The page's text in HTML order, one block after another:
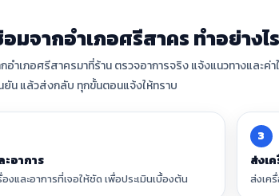
มจากอำเภอศรีสาคร ทำอย่างไร
อำเภอศรีสาครมาที่ร้าน ตรวจอาการจริง แจ้งแนวทางและค่
ยัน แล้วส่งกลับ ทุกขั้นตอนแจ้งให้ทราบ
ะอาการ
งและอาการที่เจอให้ชัด เพื่อประเมินเบื้องต้น
3
ส่งเ
ส่งเค